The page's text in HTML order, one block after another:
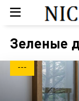
Зеленые
---